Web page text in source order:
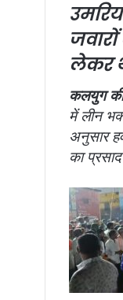
लेकर
कलयुग
में लीन
अनुसार
का